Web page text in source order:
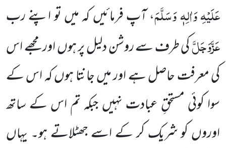
عَلَیْہِ وَاٰلِہٖ وَسَلَّمَ، آپ فرمائیں کہ میں تو اپنے رب
عَزَّوَجَلَّکی طرف سے روشن دلیل پر ہوں اور مجھے اس
کی معرفت حاصل ہے اور میں جانتا ہوں کہ اس کے
سوا کوئی مستحقِ عبادت نہیں جبکہ تم اس کے ساتھ
اوروں کو شریک کر کے اسے جھٹلاتے ہو۔ یہاں